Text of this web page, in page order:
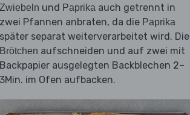
Zwiebeln und Paprikaauch getrennt in
zwei Pfannen anbraten, da die Paprika
später separat weiterverarbeitet wird. Die
Brötchen aufschneiden und auf zwei mit
Backpapier ausgelegten Backblechen 2–
3Min. im Ofen aufbacken.